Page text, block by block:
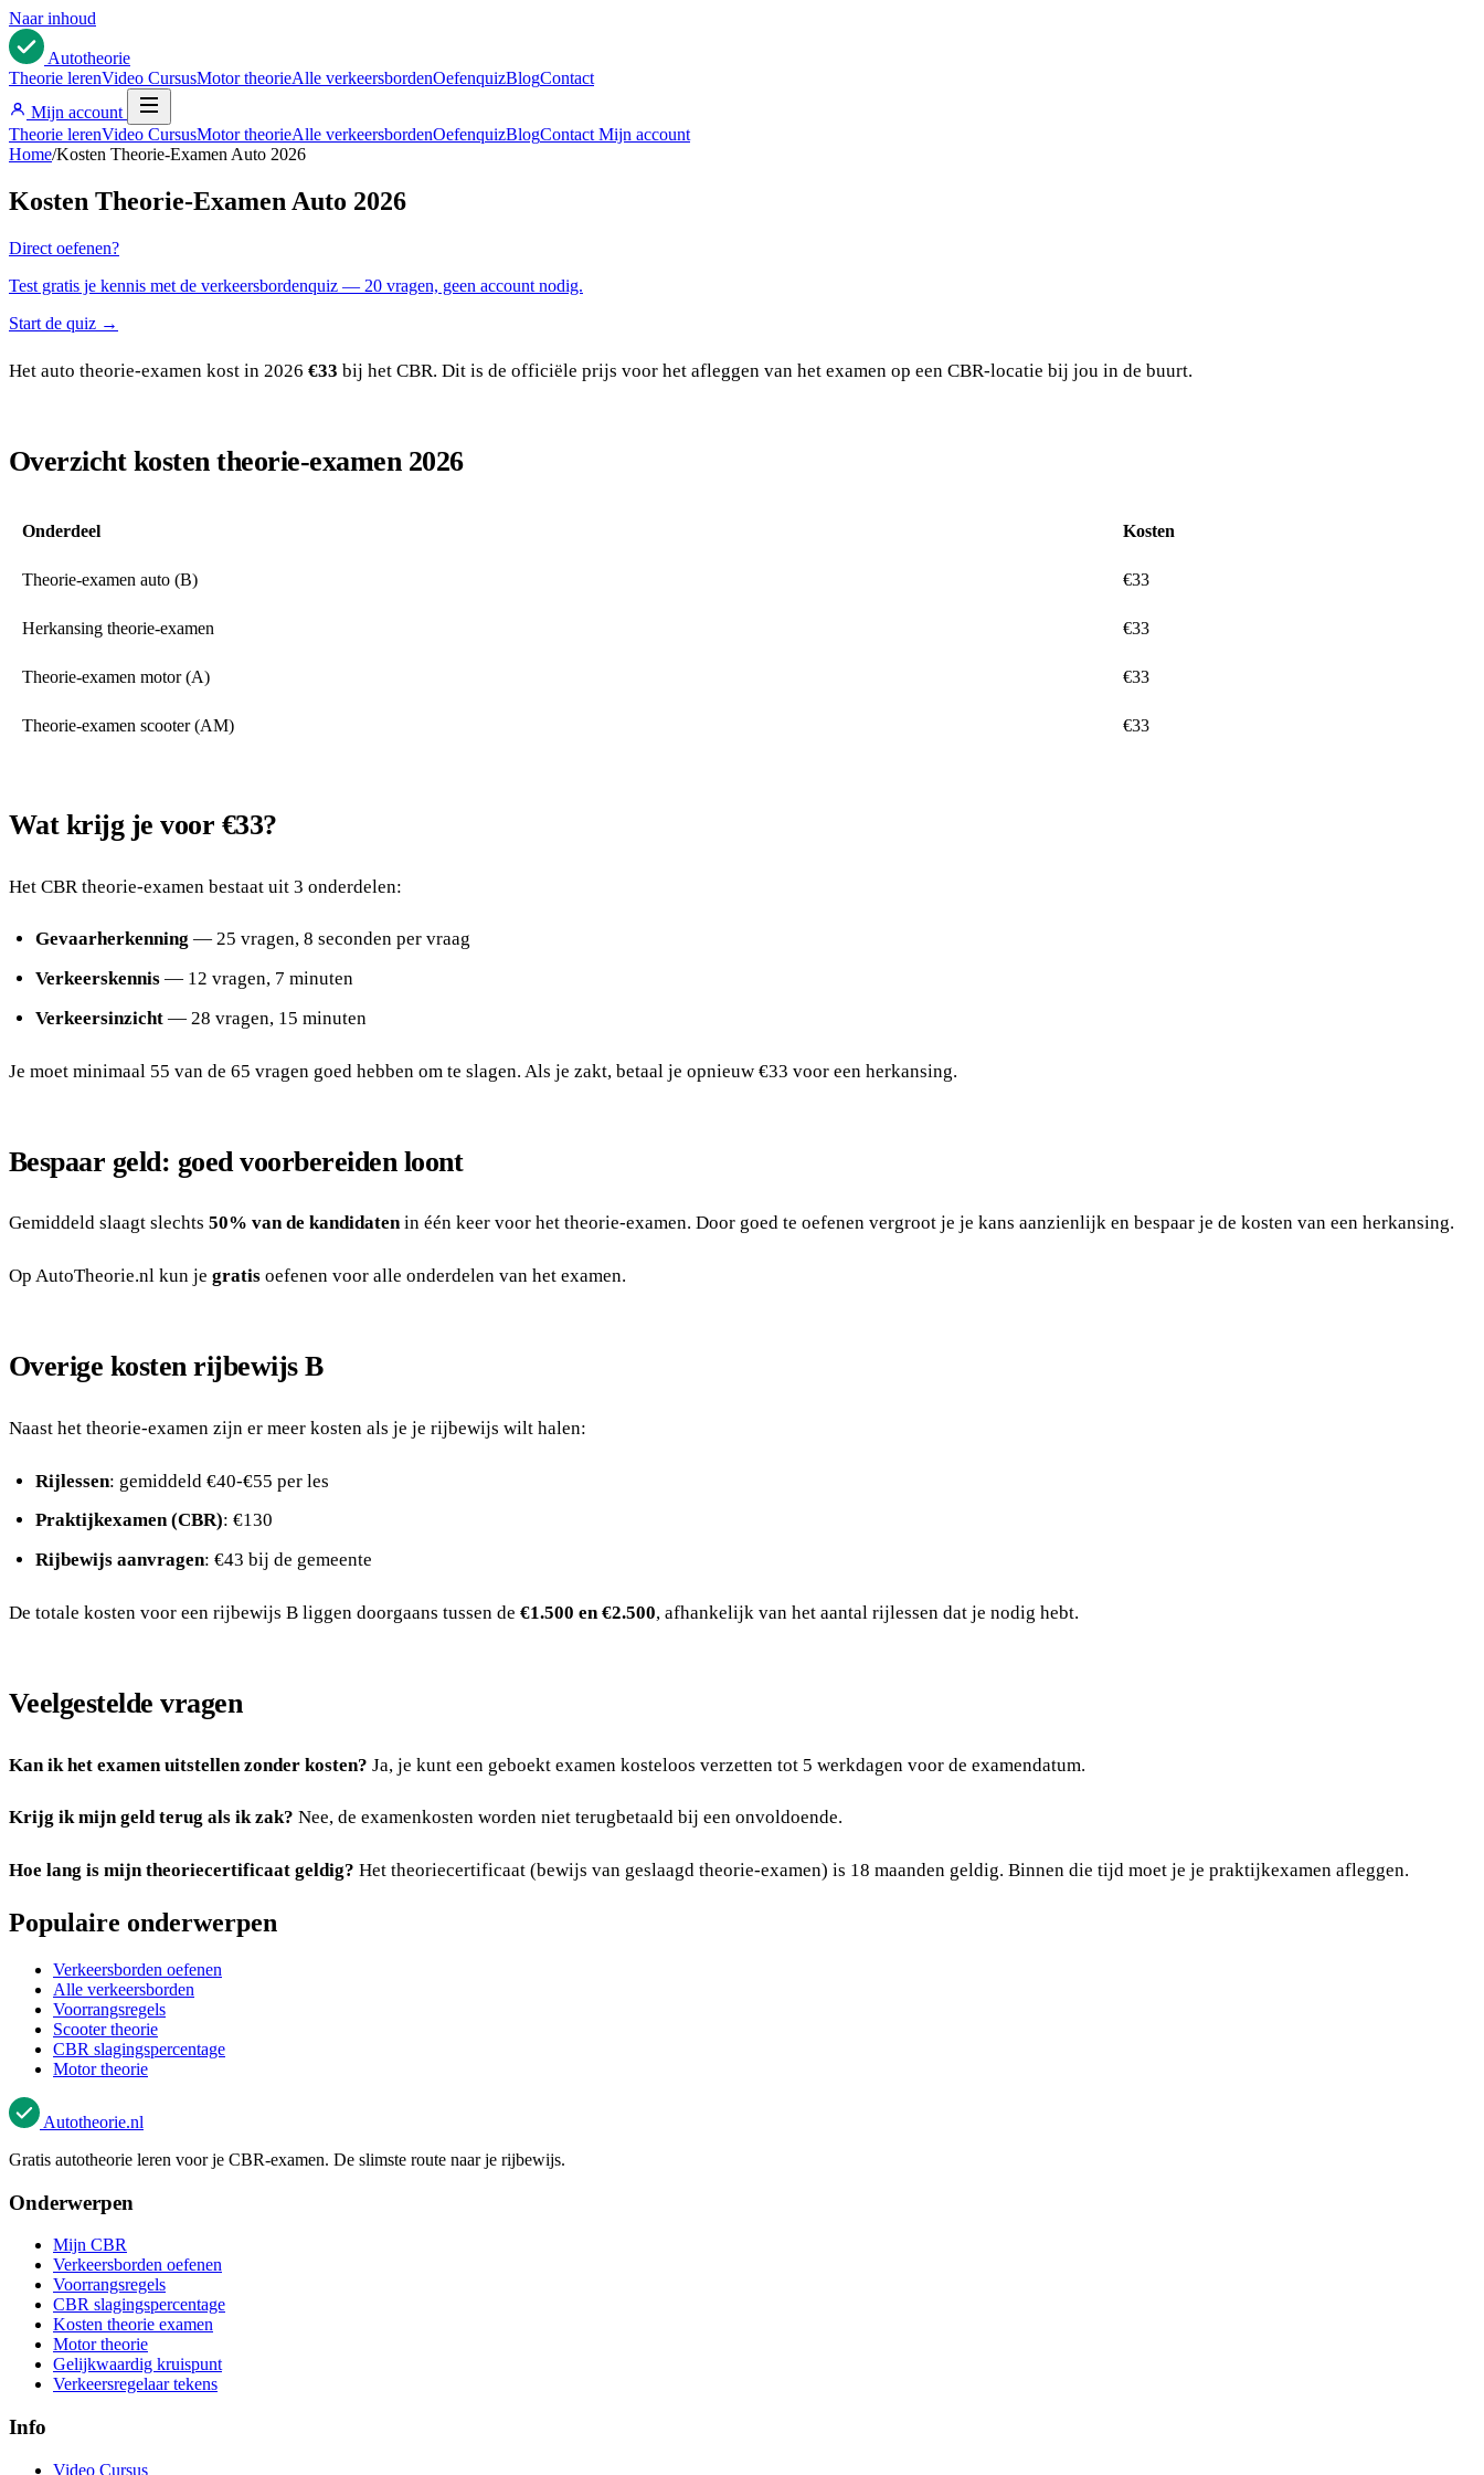
Naar inhoud
Autotheorie
Theorie lerenVideo CursusMotor theorieAlle verkeersbordenOefenquizBlogContact
Mijn account
Theorie lerenVideo CursusMotor theorieAlle verkeersbordenOefenquizBlogContact Mijn account
Home/Kosten Theorie-Examen Auto 2026
Kosten Theorie-Examen Auto 2026
Direct oefenen?
Test gratis je kennis met de verkeersbordenquiz — 20 vragen, geen account nodig.
Start de quiz →
Het auto theorie-examen kost in 2026 €33 bij het CBR. Dit is de officiële prijs voor het afleggen van het examen op een CBR-locatie bij jou in de buurt.
Overzicht kosten theorie-examen 2026
Onderdeel Kosten
Theorie-examen auto (B) €33
Herkansing theorie-examen €33
Theorie-examen motor (A) €33
Theorie-examen scooter (AM) €33
Wat krijg je voor €33?
Het CBR theorie-examen bestaat uit 3 onderdelen:
Gevaarherkenning — 25 vragen, 8 seconden per vraag
Verkeerskennis— 12 vragen, 7 minuten
Verkeersinzicht— 28 vragen, 15 minuten
Je moet minimaal 55 van de 65 vragen goed hebben om te slagen. Als je zakt, betaal je opnieuw €33 voor een herkansing.
Bespaar geld: goed voorbereiden loont
Gemiddeld slaagt slechts 50% van de kandidatenin één keer voor het theorie-examen. Door goed te oefenen vergroot je je kans aanzienlijk en bespaar je de kosten van een herkansing.
Op AutoTheorie.nl kun je gratis oefenen voor alle onderdelen van het examen.
Overige kosten rijbewijs B
Naast het theorie-examen zijn er meer kosten als je je rijbewijs wilt halen:
Rijlessen: gemiddeld €40-€55 per les
Praktijkexamen (CBR): €130
Rijbewijs aanvragen: €43 bij de gemeente
De totale kosten voor een rijbewijs B liggen doorgaans tussen de €1.500 en €2.500, afhankelijk van het aantal rijlessen dat je nodig hebt.
Veelgestelde vragen
Kan ik het examen uitstellen zonder kosten? Ja, je kunt een geboekt examen kosteloos verzetten tot 5 werkdagen voor de examendatum.
Krijg ik mijn geld terug als ik zak? Nee, de examenkosten worden niet terugbetaald bij een onvoldoende.
Hoe lang is mijn theoriecertificaat geldig? Het theoriecertificaat (bewijs van geslaagd theorie-examen) is 18 maanden geldig. Binnen die tijd moet je je praktijkexamen afleggen.
Populaire onderwerpen
Verkeersborden oefenen
Alle verkeersborden
Voorrangsregels
Scooter theorie
CBR slagingspercentage
Motor theorie
Autotheorie.nl
Gratis autotheorie leren voor je CBR-examen. De slimste route naar je rijbewijs.
Onderwerpen
Mijn CBR
Verkeersborden oefenen
Voorrangsregels
CBR slagingspercentage
Kosten theorie examen
Motor theorie
Gelijkwaardig kruispunt
Verkeersregelaar tekens
Info
Video Cursus